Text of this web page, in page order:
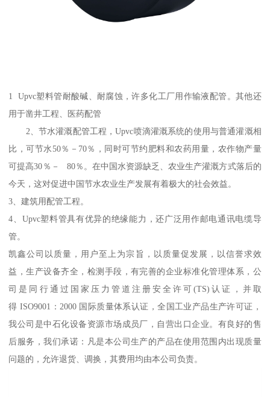
1 Upvc塑料管耐酸碱、耐腐蚀，许多化工厂用作输液配管。其他还
用于凿井工程、医药配管
2、节水灌溉配管工程，Upvc喷滴灌溉系统的使用与普通灌溉相
比，可节水50％－70％，同时可节约肥料和农药用量，农作物产量
可提高30％－ 80％。在中国水资源缺乏、农业生产灌溉方式落后的
今天，这对促进中国节水农业生产发展有着极大的社会效益。
3、建筑用配管工程。
4、Upvc塑料管具有优异的绝缘能力，还广泛用作邮电通讯电缆导
管。
凯鑫公司以质量，用户至上为宗旨，以质量促发展，以信誉求效
益，生产设备齐全，检测手段，有完善的企业标准化管理体系，公
司是同行通过国家压力管道注册安全许可(TS)认证，并取
得 ISO9001：2000 国际质量体系认证，全国工业产品生产许可证，
我公司是中石化设备资源市场成员厂，自营出口企业。有良好的售
后服务，我们承诺：凡是本公司生产的产品在使用范围内出现质量
问题的，允许退货、调换，其费用均由本公司负责。